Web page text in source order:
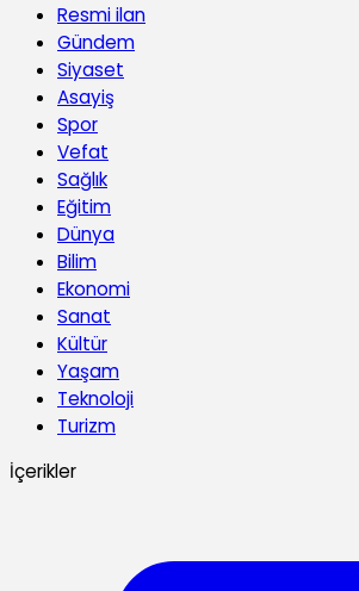
Resmi ilan
Gündem
Siyaset
Asayiş
Spor
Vefat
Sağlık
Eğitim
Dünya
Bilim
Ekonomi
Sanat
Kültür
Yaşam
Teknoloji
Turizm
İçerikler